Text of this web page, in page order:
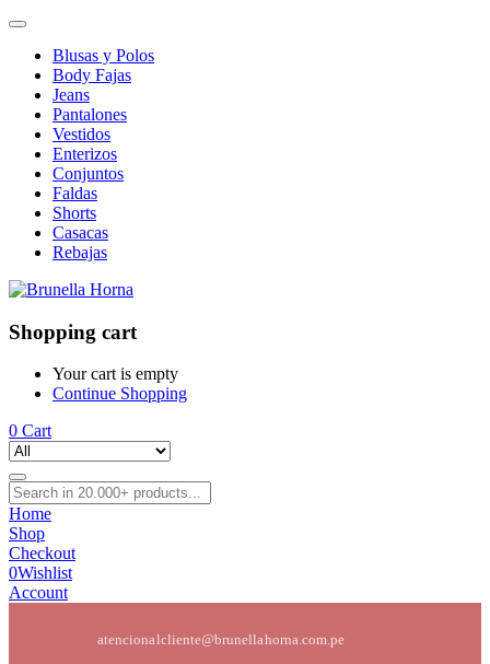
Blusas y Polos
Body Fajas
Jeans
Pantalones
Vestidos
Enterizos
Conjuntos
Faldas
Shorts
Casacas
Rebajas
Shopping cart
Your cart is empty
Continue Shopping
0 Cart
Home
Shop
Checkout
0Wishlist
Account
atencionalcliente@brunellahorna.com.pe